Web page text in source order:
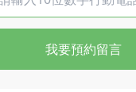
我要預約留言